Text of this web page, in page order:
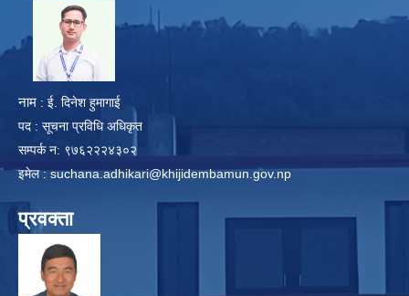
​
नाम : ई. दिनेश हुमागाई
पद : सूचना प्रविधि अधिकृत
सम्पर्क न: ९७६२२२४३०२
इमेल :suchana.adhikari@khijidembamun.gov.np
प्रवक्ता